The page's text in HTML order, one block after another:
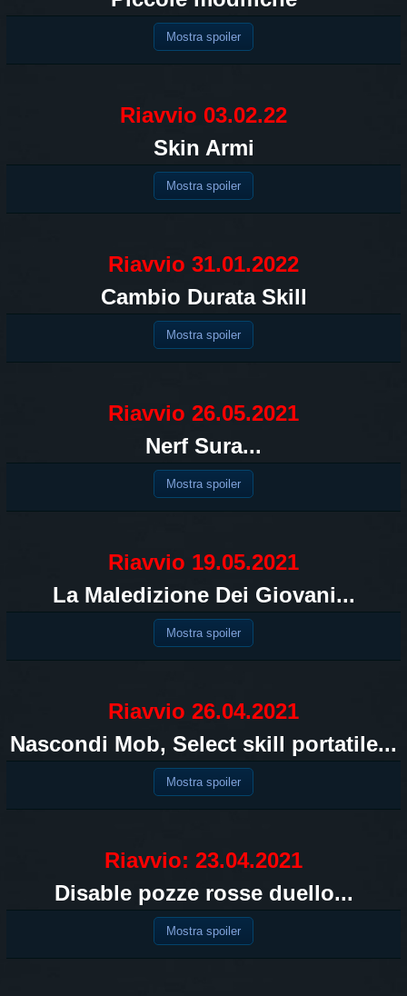
Mostra spoiler
Riavvio 03.02.22
Skin Armi
Mostra spoiler
Riavvio 31.01.2022
Cambio Durata Skill
Mostra spoiler
Riavvio 26.05.2021
Nerf Sura...
Mostra spoiler
Riavvio 19.05.2021
La Maledizione Dei Giovani...
Mostra spoiler
Riavvio 26.04.2021
Nascondi Mob, Select skill portatile...
Mostra spoiler
Riavvio: 23.04.2021
Disable pozze rosse duello...
Mostra spoiler